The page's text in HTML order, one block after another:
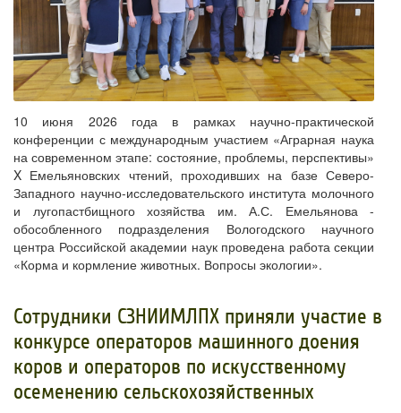
10 июня 2026 года в рамках научно-практической
конференции с международным участием «Аграрная наука
на современном этапе: состояние, проблемы, перспективы»
X Емельяновских чтений, проходивших на базе Северо-
Западного научно-исследовательского института молочного
и лугопастбищного хозяйства им. А.С. Емельянова -
обособленного подразделения Вологодского научного
центра Российской академии наук проведена работа секции
«Корма и кормление животных. Вопросы экологии».
​Сотрудники СЗНИИМЛПХ приняли участие в
конкурсе операторов машинного доения
коров и операторов по искусственному
осеменению сельскохозяйственных